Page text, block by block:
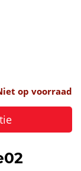
op voorraad